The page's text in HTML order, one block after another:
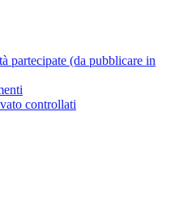
partecipate (da pubblicare in
controllati